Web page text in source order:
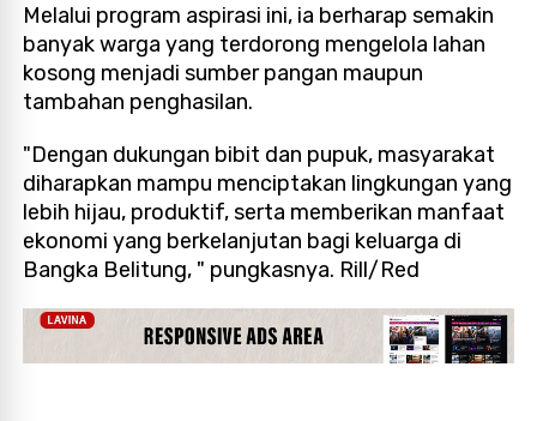
Melalui program aspirasi ini, ia berharap semakin
banyak warga yang terdorong mengelola lahan
kosong menjadi sumber pangan maupun
tambahan penghasilan.
"Dengan dukungan bibit dan pupuk, masyarakat
diharapkan mampu menciptakan lingkungan yang
lebih hijau, produktif, serta memberikan manfaat
ekonomi yang berkelanjutan bagi keluarga di
Bangka Belitung, " pungkasnya. Rill/Red